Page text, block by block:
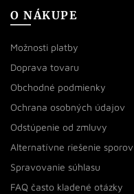
O NÁKUPE
Možnosti platby
Doprava tovaru
Obchodné podmienky
Ochrana osobných údajov
Odstúpenie od zmluvy
Alternatívne riešenie sporov
Spravovanie súhlasu
FAQ často kladené otázky